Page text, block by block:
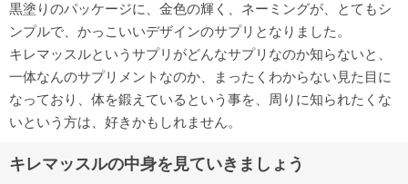
黒塗りのパッケージに、金色の輝く、ネーミングが、とてもシ
ンプルで、かっこいいデザインのサプリとなりました。
キレマッスルというサプリがどんなサプリなのか知らないと、
一体なんのサプリメントなのか、まったくわからない見た目に
なっており、体を鍛えているという事を、周りに知られたくな
いという方は、好きかもしれません。
キレマッスルの中身を見ていきましょう